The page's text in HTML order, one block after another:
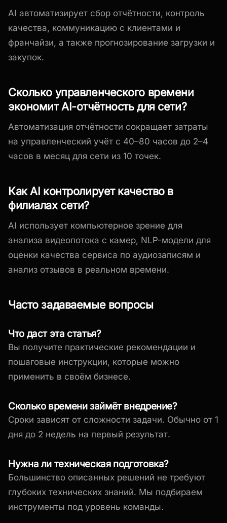
AI автоматизирует сбор отчётности, контроль
качества, коммуникацию с клиентами и
франчайзи, а также прогнозирование загрузки и
закупок.
Сколько управленческого времени
экономит AI-отчётность для сети?
Автоматизация отчётности сокращает затраты
на управленческий учёт с 40–80 часов до 2–4
часов в месяц для сети из 10 точек.
Как AI контролирует качество в
филиалах сети?
AI использует компьютерное зрение для
анализа видеопотока с камер, NLP-модели для
оценки качества сервиса по аудиозаписям и
анализ отзывов в реальном времени.
Часто задаваемые вопросы
Что даст эта статья?
Вы получите практические рекомендации и
пошаговые инструкции, которые можно
применить в своём бизнесе.
Сколько времени займёт внедрение?
Сроки зависят от сложности задачи. Обычно от 1
дня до 2 недель на первый результат.
Нужна ли техническая подготовка?
Большинство описанных решений не требуют
глубоких технических знаний. Мы подбираем
инструменты под уровень команды.